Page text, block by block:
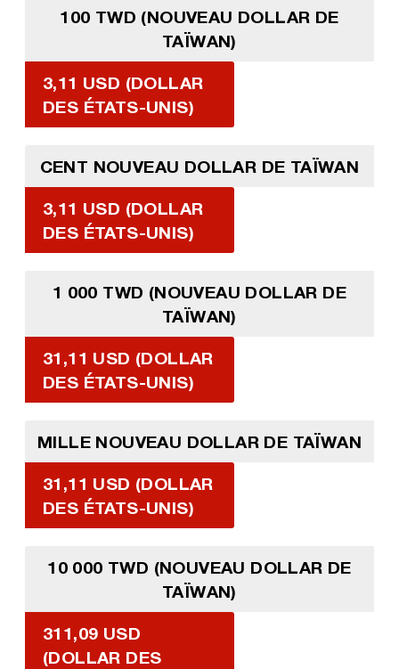
100 TWD (NOUVEAU DOLLAR DE
TAÏWAN)
3,11 USD (DOLLAR
DES ÉTATS-UNIS)
CENT NOUVEAU DOLLAR DE TAÏWAN
3,11 USD (DOLLAR
DES ÉTATS-UNIS)
1 000 TWD (NOUVEAU DOLLAR DE
TAÏWAN)
31,11 USD (DOLLAR
DES ÉTATS-UNIS)
MILLE NOUVEAU DOLLAR DE TAÏWAN
31,11 USD (DOLLAR
DES ÉTATS-UNIS)
10 000 TWD (NOUVEAU DOLLAR DE
TAÏWAN)
311,09 USD
(DOLLAR DES